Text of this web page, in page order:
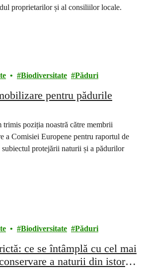
proprietarilor și al consiliilor locale.
Biodiversitate Păduri
pentru pădurile
poziția noastră către membrii
a Comisiei Europene pentru raportul de
subiectul protejării naturii și a pădurilor
Biodiversitate Păduri
ce se întâmplă cu cel mai
a naturii din istoria